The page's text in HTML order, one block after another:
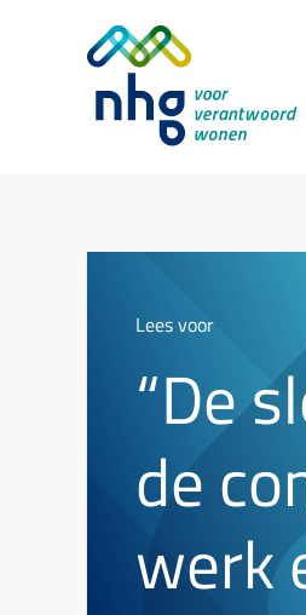
Lees voor
“De
de
werk